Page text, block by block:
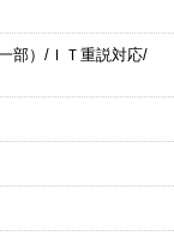
部）/ＩＴ重説対応/